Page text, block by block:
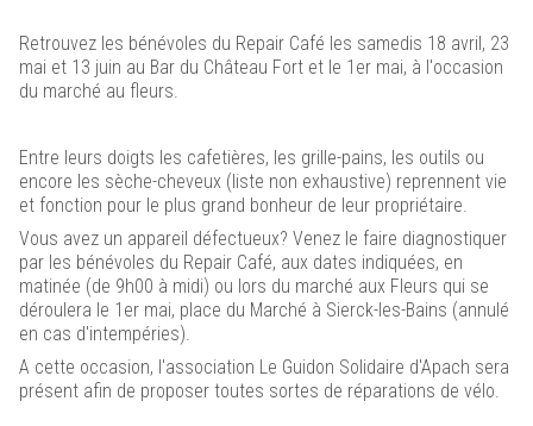
Renaissance du
Château des Ducs de Lorraine
Retrouvez les bénévoles du Repair Café les samedis 18 avril, 23
mai et 13 juin au Bar du Château Fort et le 1er mai, à l'occasion
du marché au fleurs.
Entre leurs doigts les cafetières, les grille-pains, les outils ou
encore les sèche-cheveux (liste non exhaustive) reprennent vie
et fonction pour le plus grand bonheur de leur propriétaire.
Vous avez un appareil défectueux? Venez le faire diagnostiquer
par les bénévoles du Repair Café, aux dates indiquées, en
matinée (de 9h00 à midi) ou lors du marché aux Fleurs qui se
déroulera le 1er mai, place du Marché à Sierck-les-Bains (annulé
en cas d'intempéries).
A cette occasion, l'association Le Guidon Solidaire d'Apach sera
présent afin de proposer toutes sortes de réparations de vélo.